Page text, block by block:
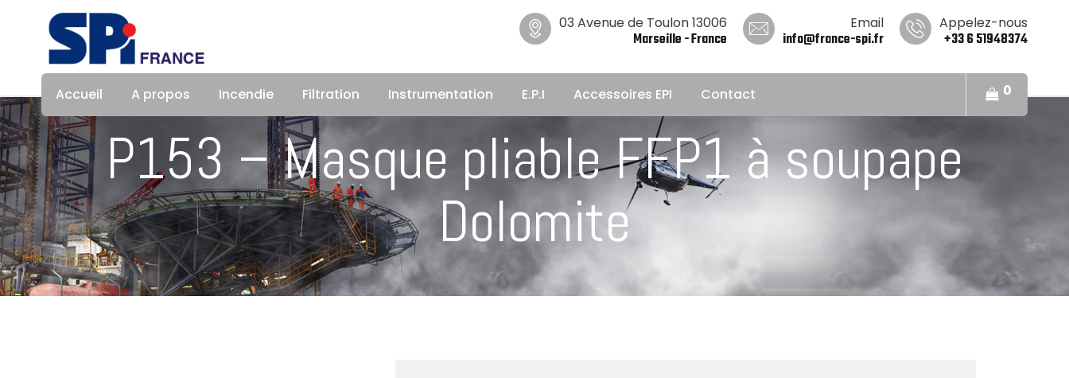
03 Avenue de Toulon 13006
Marseille - France
Email
info@france-spi.fr
Appelez-nous
+33 6 51948374
Accueil A propos Incendie Filtration Instrumentation E.P.I Accessoires EPI Contact 0
P153 – Masque pliable FFP1 à soupape
Dolomite